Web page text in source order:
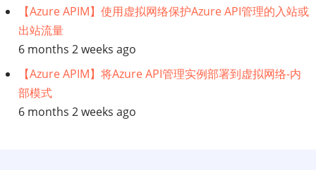
义、
示
例
和
【Azure APIM】使用虚拟网络保护Azure API管理的入站或
出站流量
6 months 2 weeks ago
【Azure APIM】将Azure API管理实例部署到虚拟网络-内
部模式
6 months 2 weeks ago